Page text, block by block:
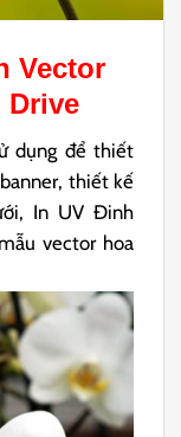
Vector
Drive
dụng để thiết
thiết kế
In UV Đinh
vector hoa